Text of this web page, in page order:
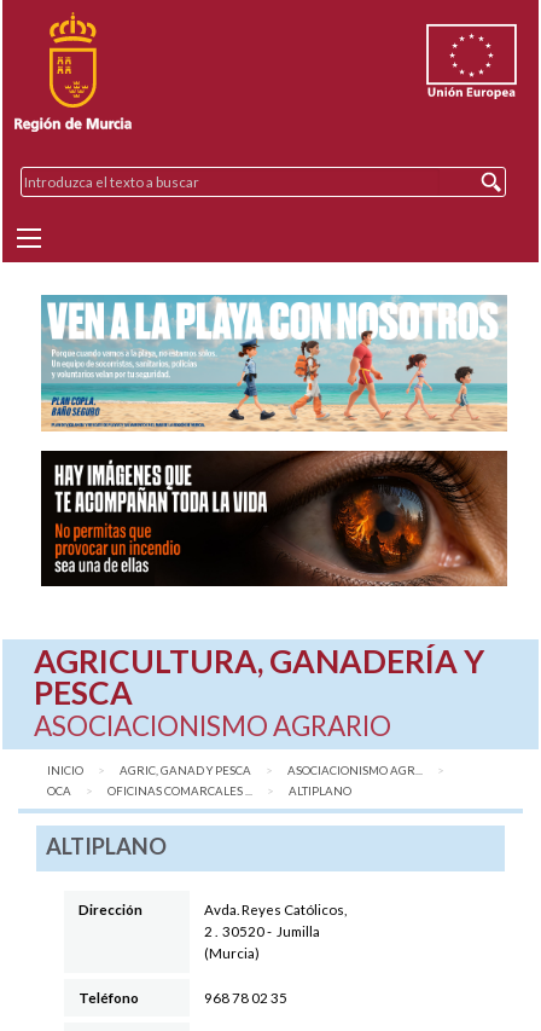
AGRICULTURA, GANADERÍA Y
PESCA
ASOCIACIONISMO AGRARIO
INICIO AGRIC, GANAD Y PESCA
ASOCIACIONISMO AGR...
OCA
OFICINAS COMARCALES ... AQUÍ:
ALTIPLANO
ALTIPLANO
Dirección
Avda. Reyes Católicos,
2
30520- Jumilla
(Murcia)
Teléfono 968 78 02 35